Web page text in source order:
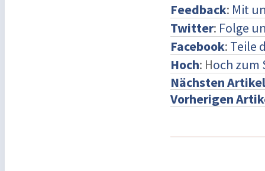
Feedback: Mit
Twitter: Folge
Facebook: Teile
Hoch: Hoch zum
Nächsten Artikel
Vorherigen